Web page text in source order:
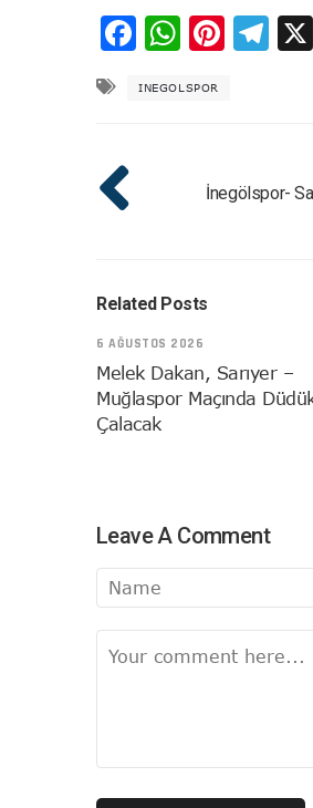
Facebook
INEGOLSPOR
İnegölspor-
Related Posts
6 AĞUSTOS 2026
Melek Dakan, Sarıyer –
Muğlaspor Maçında
Çalacak
Leave A Comment